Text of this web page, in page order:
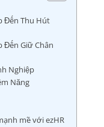
Đến Thu Hút
Đến Giữ Chân
Nghiệp
Năng
mẽ với ezHR